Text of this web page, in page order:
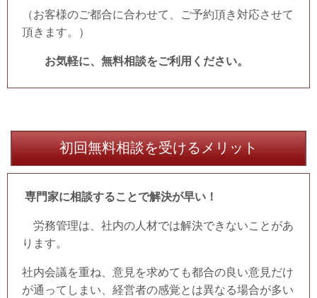
（お客様のご都合に合わせて、ご予約頂き対応させて
頂きます。）
お気軽に、無料相談をご利用ください。
初回無料相談を受けるメリット
専門家に相談することで解決が早い！
労務管理は、社内の人材では解決できないことがあ
ります。
社内会議を重ね、意見を求めても都合の良い意見だけ
が通ってしまい、経営者の感覚とは異なる場合が多い